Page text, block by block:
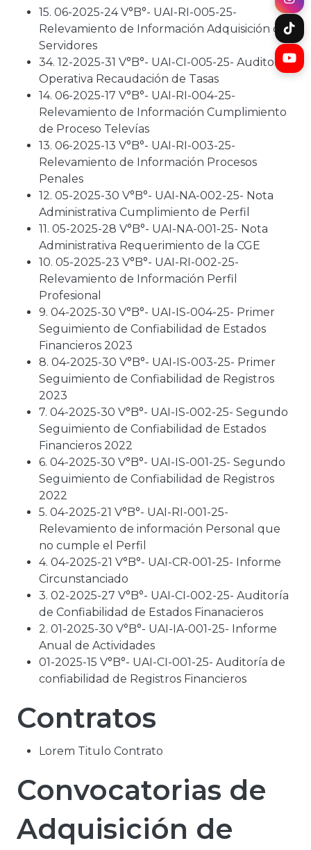
15. 06-2025-24 V°B°- UAI-RI-005-25-
Relevamiento de Información Adquisición de
Servidores
34. 12-2025-31 V°B°- UAI-CI-005-25- Auditoría
Operativa Recaudación de Tasas
14. 06-2025-17 V°B°- UAI-RI-004-25-
Relevamiento de Información Cumplimiento
de Proceso Televías
13. 06-2025-13 V°B°- UAI-RI-003-25-
Relevamiento de Información Procesos
Penales
12. 05-2025-30 V°B°- UAI-NA-002-25- Nota
Administrativa Cumplimiento de Perfil
11. 05-2025-28 V°B°- UAI-NA-001-25- Nota
Administrativa Requerimiento de la CGE
10. 05-2025-23 V°B°- UAI-RI-002-25-
Relevamiento de Información Perfil
Profesional
9. 04-2025-30 V°B°- UAI-IS-004-25- Primer
Seguimiento de Confiabilidad de Estados
Financieros 2023
8. 04-2025-30 V°B°- UAI-IS-003-25- Primer
Seguimiento de Confiabilidad de Registros
2023
7. 04-2025-30 V°B°- UAI-IS-002-25- Segundo
Seguimiento de Confiabilidad de Estados
Financieros 2022
6. 04-2025-30 V°B°- UAI-IS-001-25- Segundo
Seguimiento de Confiabilidad de Registros
2022
5. 04-2025-21 V°B°- UAI-RI-001-25-
Relevamiento de información Personal que
no cumple el Perfil
4. 04-2025-21 V°B°- UAI-CR-001-25- Informe
Circunstanciado
3. 02-2025-27 V°B°- UAI-CI-002-25- Auditoría
de Confiabilidad de Estados Finanacieros
2. 01-2025-30 V°B°- UAI-IA-001-25- Informe
Anual de Actividades
01-2025-15 V°B°- UAI-CI-001-25- Auditoría de
confiabilidad de Registros Financieros
Contratos
Lorem Titulo Contrato
Convocatorias de
Adquisición de